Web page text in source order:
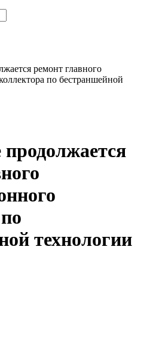
ремонт главного
по бестраншейной
технологии